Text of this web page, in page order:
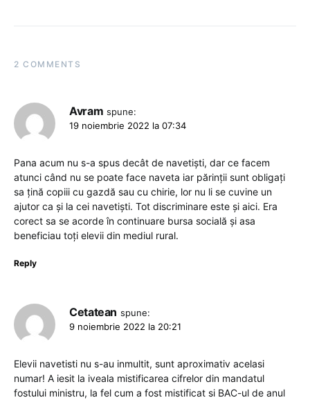
2 COMMENTS
Avram spune:
19 noiembrie 2022 la 07:34
Pana acum nu s-a spus decât de navetiști, dar ce facem
atunci când nu se poate face naveta iar părinții sunt obligați
sa țină copiii cu gazdă sau cu chirie, lor nu li se cuvine un
ajutor ca și la cei navetiști. Tot discriminare este și aici. Era
corect sa se acorde în continuare bursa socială și asa
beneficiau toți elevii din mediul rural.
Reply
Cetatean spune:
9 noiembrie 2022 la 20:21
Elevii navetisti nu s-au inmultit, sunt aproximativ acelasi
numar! A iesit la iveala mistificarea cifrelor din mandatul
fostului ministru, la fel cum a fost mistificat si BAC-ul de anul